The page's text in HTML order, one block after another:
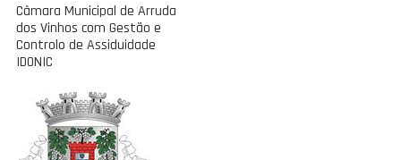
Câmara Municipal de Arruda
dos Vinhos com Gestão e
Controlo de Assiduidade
IDONIC